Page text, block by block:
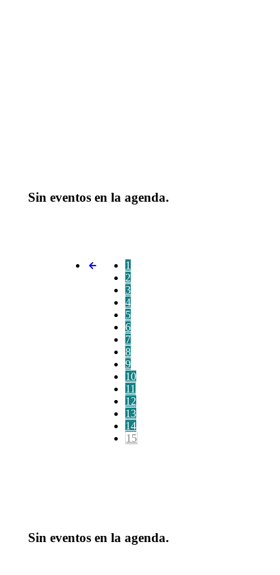
Sin eventos en la agenda.
1
2
3
4
5
6
7
8
9
10
11
12
13
14
15
Sin eventos en la agenda.